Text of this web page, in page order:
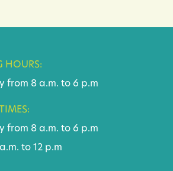
HOURS:
from 8 a.m. to 6 p.m
from 8 a.m. to 6 p.m
to 12 p.m